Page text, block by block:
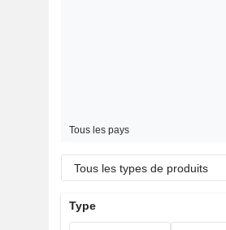
Tous les pays
Tous les types de produits
Type